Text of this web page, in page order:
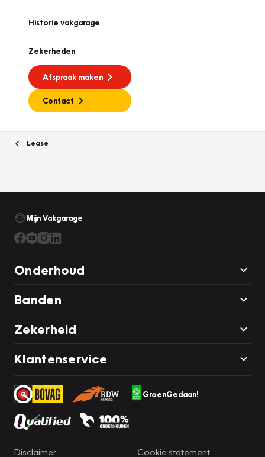
Historie vakgarage
Zekerheden
Afspraak maken
Contact
Lease
Mijn Vakgarage
Onderhoud
Banden
Zekerheid
Klantenservice
GroenGedaan!
Disclaimer Cookie statement